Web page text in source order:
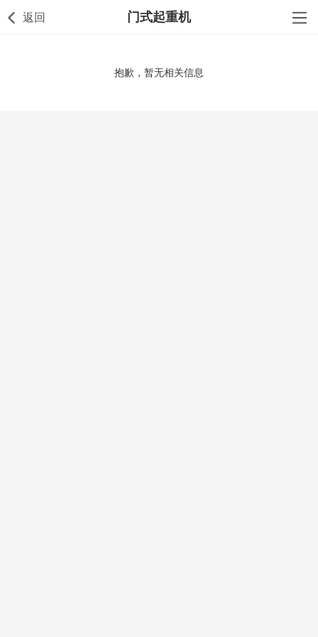
返回 门式起重机
抱歉，暂无相关信息